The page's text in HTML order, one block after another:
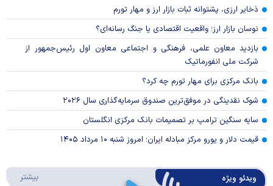
ذخایر ارزی، پشتوانه ثبات بازار ارز و مهار تورم
نوسان بازار ارز؛ واقعیت اقتصادی یا جنگ رسانه‌ای؟
بازدید معاون علمی، فرهنگی و اجتماعی معاون اول رئیس‌جمهور از
شرکت ملی انفورماتیک
بانک مرکزی برای مهار تورم چه کرد؟
شوک نقدینگی در موفق‌ترین صندوق سرمایه‌گذاری سال ۲۰۲۶
سایه سنگین ترامپ بر تصمیمات بانک مرکزی انگلستان
قیمت دلار و یورو مرکز مبادله ایران؛ امروز شنبه ۱۰ مرداد ۱۴۰۵
ویدئو ویژه بیشتر